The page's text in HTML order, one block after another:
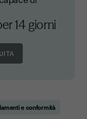
14 giorni
e conformità